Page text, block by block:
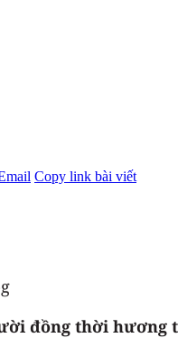
Copy link bài viết
đồng thời hương